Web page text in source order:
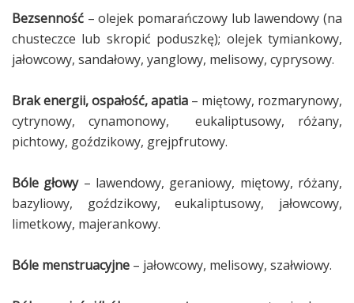
Bezsenność – olejek pomarańczowy lub lawendowy (na
chusteczce lub skropić poduszkę); olejek tymiankowy,
jałowcowy, sandałowy, yanglowy, melisowy, cyprysowy.
Brak energii, ospałość, apatia – miętowy, rozmarynowy,
cytrynowy, cynamonowy, eukaliptusowy, różany,
pichtowy, goździkowy, grejpfrutowy.
Bóle głowy – lawendowy, geraniowy, miętowy, różany,
bazyliowy, goździkowy, eukaliptusowy, jałowcowy,
limetkowy, majerankowy.
Bóle menstruacyjne – jałowcowy, melisowy, szałwiowy.